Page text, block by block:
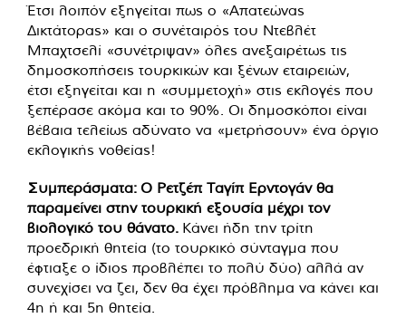
Έτσι λοιπόν εξηγείται πως ο «Απατεώνας
Δικτάτορας» και ο συνέταιρός του Ντεβλέτ
Μπαχτσελί «συνέτριψαν» όλες ανεξαιρέτως τις
δημοσκοπήσεις τουρκικών και ξένων εταιρειών,
έτσι εξηγείται και η «συμμετοχή» στις εκλογές που
ξεπέρασε ακόμα και το 90%. Οι δημοσκόποι είναι
βέβαια τελείως αδύνατο να «μετρήσουν» ένα όργιο
εκλογικής νοθείας!
Συμπεράσματα: Ο Ρετζέπ Ταγίπ Ερντογάν θα
παραμείνει στην τουρκική εξουσία μέχρι τον
βιολογικό του θάνατο. Κάνει ήδη την τρίτη
προεδρική θητεία (το τουρκικό σύνταγμα που
έφτιαξε ο ίδιος προβλέπει το πολύ δύο) αλλά αν
συνεχίσει να ζει, δεν θα έχει πρόβλημα να κάνει και
4η ή και 5η θητεία.